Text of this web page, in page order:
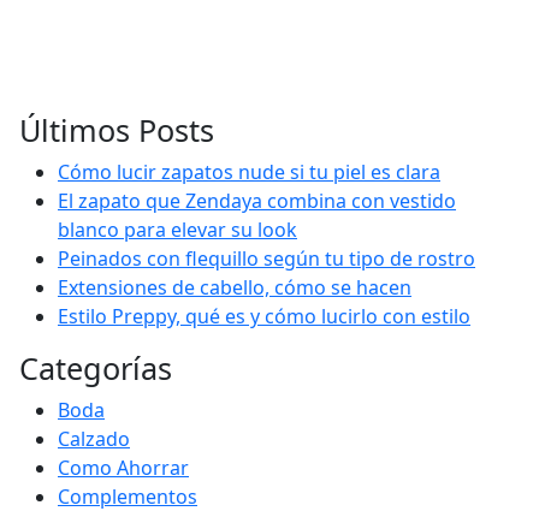
Últimos Posts
Cómo lucir zapatos nude si tu piel es clara
El zapato que Zendaya combina con vestido
blanco para elevar su look
Peinados con flequillo según tu tipo de rostro
Extensiones de cabello, cómo se hacen
Estilo Preppy, qué es y cómo lucirlo con estilo
Categorías
Boda
Calzado
Como Ahorrar
Complementos